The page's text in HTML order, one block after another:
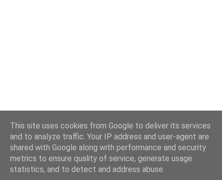
This site uses cookies from Google to deliver its services
and to analyze traffic. Your IP address and user-agent are
shared with Google along with performance and security
metrics to ensure quality of service, generate usage
statistics, and to detect and address abuse.